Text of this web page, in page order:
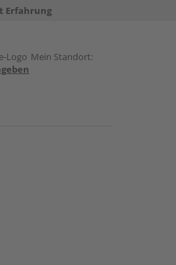
Erfahrung
Mein Standort: